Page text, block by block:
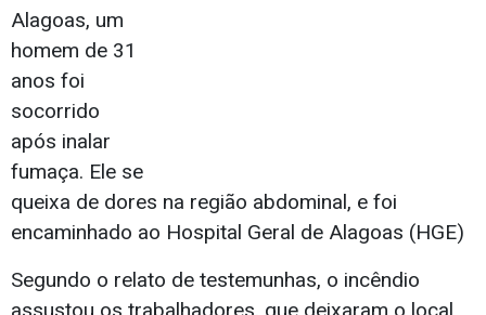
Alagoas, um
homem de 31
anos foi
socorrido
após inalar
fumaça. Ele se
queixa de dores na região abdominal, e foi
encaminhado ao Hospital Geral de Alagoas (HGE)
Segundo o relato de testemunhas, o incêndio